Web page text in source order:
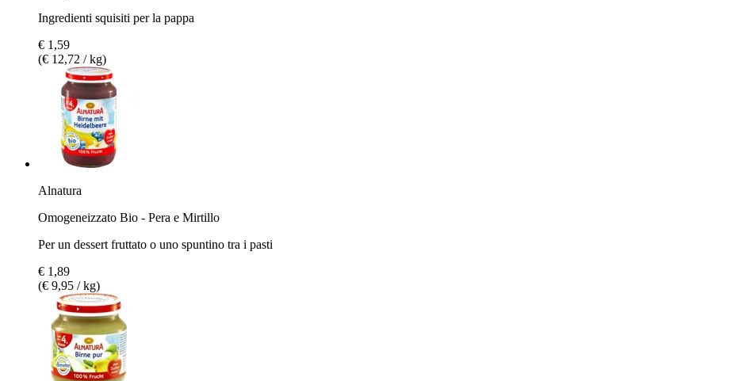
Ingredienti squisiti per la pappa
€ 1,59
(€ 12,72 / kg)
Alnatura
Omogeneizzato Bio - Pera e Mirtillo
Per un dessert fruttato o uno spuntino tra i pasti
€ 1,89
(€ 9,95 / kg)